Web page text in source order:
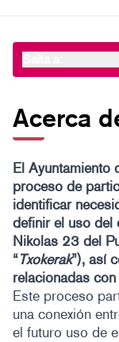
Acerca
El Ayuntamiento
proceso de
identificar
definir el uso del
Nikolas 23 del
“Txokerak”), así
relacionadas
Este proceso
una conexión
el futuro uso de